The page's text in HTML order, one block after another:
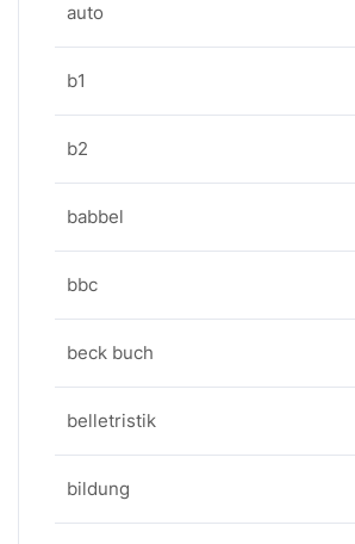
auto
b1
b2
babbel
bbc
beck buch
belletristik
bildung